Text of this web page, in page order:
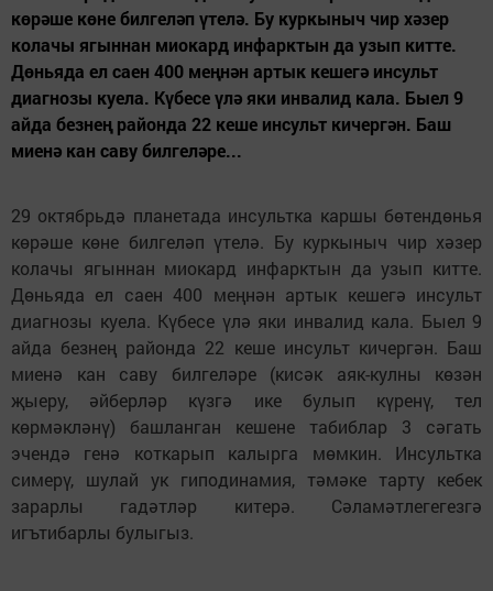
көрәше көне билгеләп үтелә. Бу куркыныч чир хәзер
колачы ягыннан миокард инфарктын да узып китте.
Дөньяда ел саен 400 меңнән артык кешегә инсульт
диагнозы куела. Күбесе үлә яки инвалид кала. Быел 9
айда безнең районда 22 кеше инсульт кичергән. Баш
миенә кан саву билгеләре...
29 октябрьдә планетада инсультка каршы бөтендөнья
көрәше көне билгеләп үтелә. Бу куркыныч чир хәзер
колачы ягыннан миокард инфарктын да узып китте.
Дөньяда ел саен 400 меңнән артык кешегә инсульт
диагнозы куела. Күбесе үлә яки инвалид кала. Быел 9
айда безнең районда 22 кеше инсульт кичергән. Баш
миенә кан саву билгеләре (кисәк аяк-кулны көзән
җыеру, әйберләр күзгә ике булып күренү, тел
көрмәкләнү) башланган кешене табиблар 3 сәгать
эчендә генә коткарып калырга мөмкин. Инсультка
симерү, шулай ук гиподинамия, тәмәке тарту кебек
зарарлы гадәтләр китерә. Сәламәтлегегезгә
игътибарлы булыгыз.